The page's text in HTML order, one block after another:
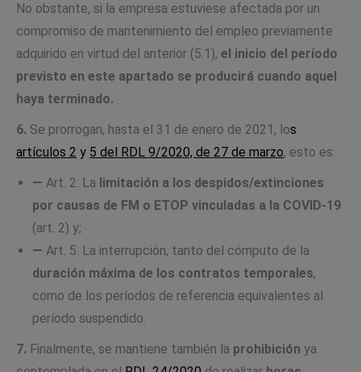
No obstante, si la empresa estuviese afectada por un
compromiso de mantenimiento del empleo previamente
adquirido en virtud del anterior (5.1), el inicio del período
previsto en este apartado se producirá cuando aquel
haya terminado.
6. Se prorrogan, hasta el 31 de enero de 2021, los
artículos 2 y 5 del RDL 9/2020, de 27 de marzo, esto es:
— Art. 2: La limitación a los despidos/extinciones
por causas de FM o ETOP vinculadas a la COVID-19
(art. 2) y;
— Art. 5: La interrupción, tanto del cómputo de la
duración máxima de los contratos temporales,
como de los períodos de referencia equivalentes al
período suspendido.
7. Finalmente, se mantiene también la prohibición ya